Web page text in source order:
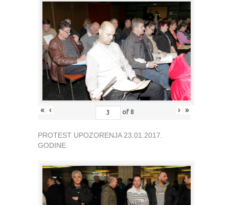
« ‹ of 8 › »
PROTEST UPOZORENJA 23.01.2017.
GODINE